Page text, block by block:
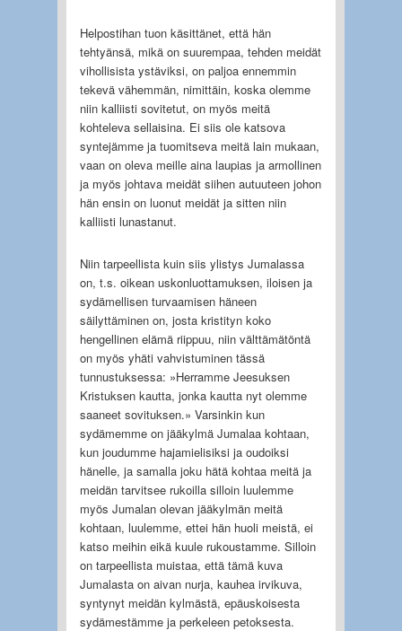
Helpostihan tuon käsittänet, että hän
tehtyänsä, mikä on suurempaa, tehden meidät
vihollisista ystäviksi, on paljoa ennemmin
tekevä vähemmän, nimittäin, koska olemme
niin kalliisti sovitetut, on myös meitä
kohteleva sellaisina. Ei siis ole katsova
syntejämme ja tuomitseva meitä lain mukaan,
vaan on oleva meille aina laupias ja armollinen
ja myös johtava meidät siihen autuuteen johon
hän ensin on luonut meidät ja sitten niin
kalliisti lunastanut.
Niin tarpeellista kuin siis ylistys Jumalassa
on, t.s. oikean uskonluottamuksen, iloisen ja
sydämellisen turvaamisen häneen
säilyttäminen on, josta kristityn koko
hengellinen elämä riippuu, niin välttämätöntä
on myös yhäti vahvistuminen tässä
tunnustuksessa: »Herramme Jeesuksen
Kristuksen kautta, jonka kautta nyt olemme
saaneet sovituksen.» Varsinkin kun
sydämemme on jääkylmä Jumalaa kohtaan,
kun joudumme hajamielisiksi ja oudoiksi
hänelle, ja samalla joku hätä kohtaa meitä ja
meidän tarvitsee rukoilla silloin luulemme
myös Jumalan olevan jääkylmän meitä
kohtaan, luulemme, ettei hän huoli meistä, ei
katso meihin eikä kuule rukoustamme. Silloin
on tarpeellista muistaa, että tämä kuva
Jumalasta on aivan nurja, kauhea irvikuva,
syntynyt meidän kylmästä, epäuskoisesta
sydämestämme ja perkeleen petoksesta.